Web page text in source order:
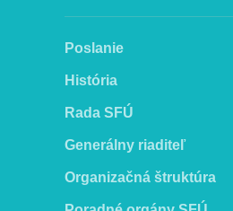
Poslanie
História
Rada SFÚ
Generálny riaditeľ
Organizačná štruktúra